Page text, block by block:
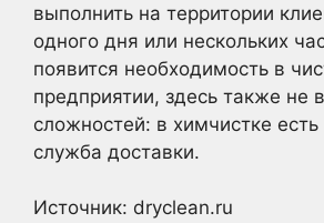
выполнить на территории
одного дня или нескольких
появится необходимость в
предприятии, здесь также не
сложностей: в химчистке есть
служба доставки.
Источник: dryclean.ru